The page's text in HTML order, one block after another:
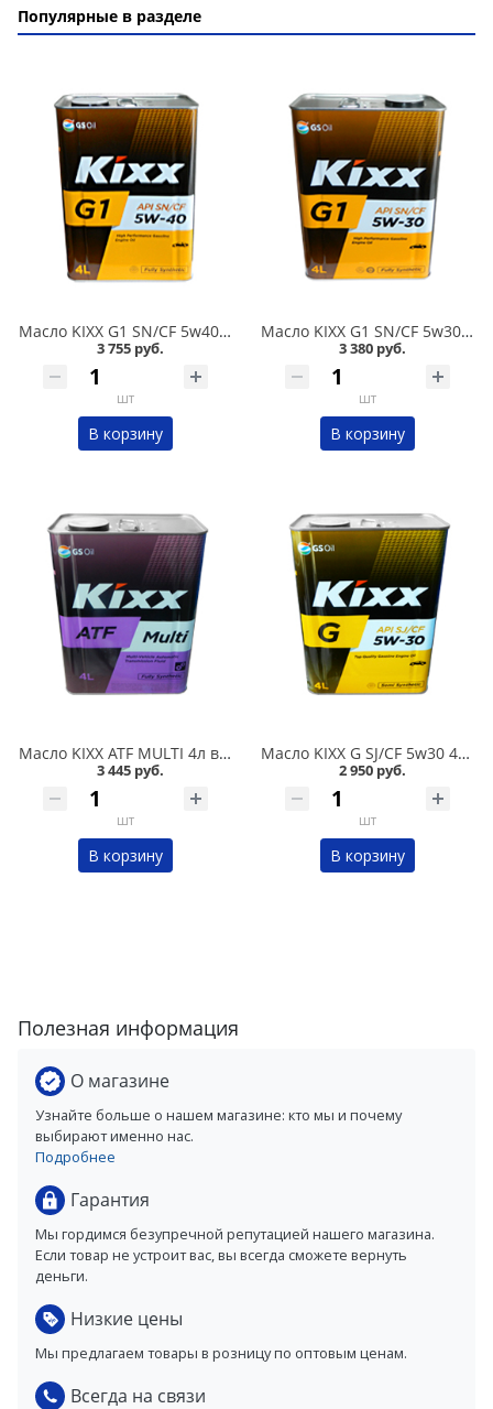
Популярные в разделе
Масло KIXX G1 SN/CF 5w40 4л синтетика в Омске
3 755 руб.
шт
В корзину
Масло KIXX G1 SN/CF 5w30 4л синтетика в Омске
3 380 руб.
шт
В корзину
Масло KIXX ATF MULTI 4л в Омске
3 445 руб.
шт
В корзину
Масло KIXX G SJ/CF 5w30 4л полусинтетика в Омске
2 950 руб.
шт
В корзину
Полезная информация
О магазине
Узнайте больше о нашем магазине: кто мы и почему
выбирают именно нас.
Подробнее
Гарантия
Мы гордимся безупречной репутацией нашего магазина.
Если товар не устроит вас, вы всегда сможете вернуть
деньги.
Низкие цены
Мы предлагаем товары в розницу по оптовым ценам.
Всегда на связи